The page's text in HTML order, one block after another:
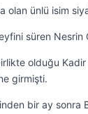
olan ünlü isim
süren
olduğu Kadir
girmişti.
bir ay sonra